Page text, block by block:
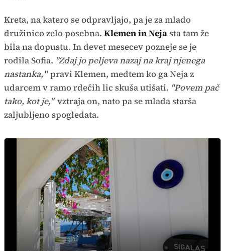
Kreta, na katero se odpravljajo, pa je za mlado
družinico zelo posebna. Klemen in Nejasta tam že
bila na dopustu. In devet mesecev pozneje se je
rodila Sofia. "Zdaj jo peljeva nazaj na kraj njenega
nastanka," pravi Klemen, medtem ko ga Neja z
udarcem v ramo rdečih lic skuša utišati. "Povem pač
tako, kot je," vztraja on, nato pa se mlada starša
zaljubljeno spogledata.